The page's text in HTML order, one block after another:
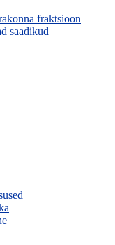
fraktsioon
saadikud